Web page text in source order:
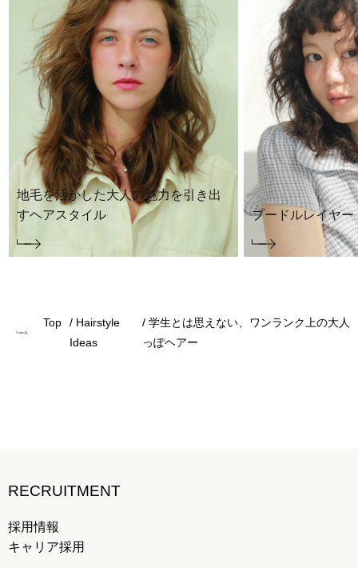
地毛を活かした大人の魅力を引き出
すヘアスタイル
プードルレイヤー
Top
Hairstyle
Ideas
学生とは思えない、ワンランク上の大人
っぽヘアー
RECRUITMENT
採用情報
キャリア採用